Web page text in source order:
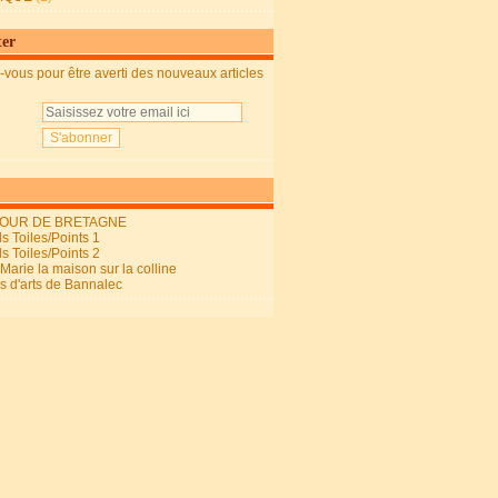
vous pour être averti des nouveaux articles
DE BRETAGNE
Toiles/Points 1
Toiles/Points 2
la maison sur la colline
d'arts de Bannalec